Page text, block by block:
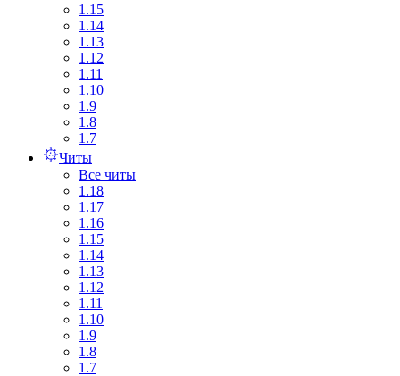
1.15
1.14
1.13
1.12
1.11
1.10
1.9
1.8
1.7
Читы
Все читы
1.18
1.17
1.16
1.15
1.14
1.13
1.12
1.11
1.10
1.9
1.8
1.7